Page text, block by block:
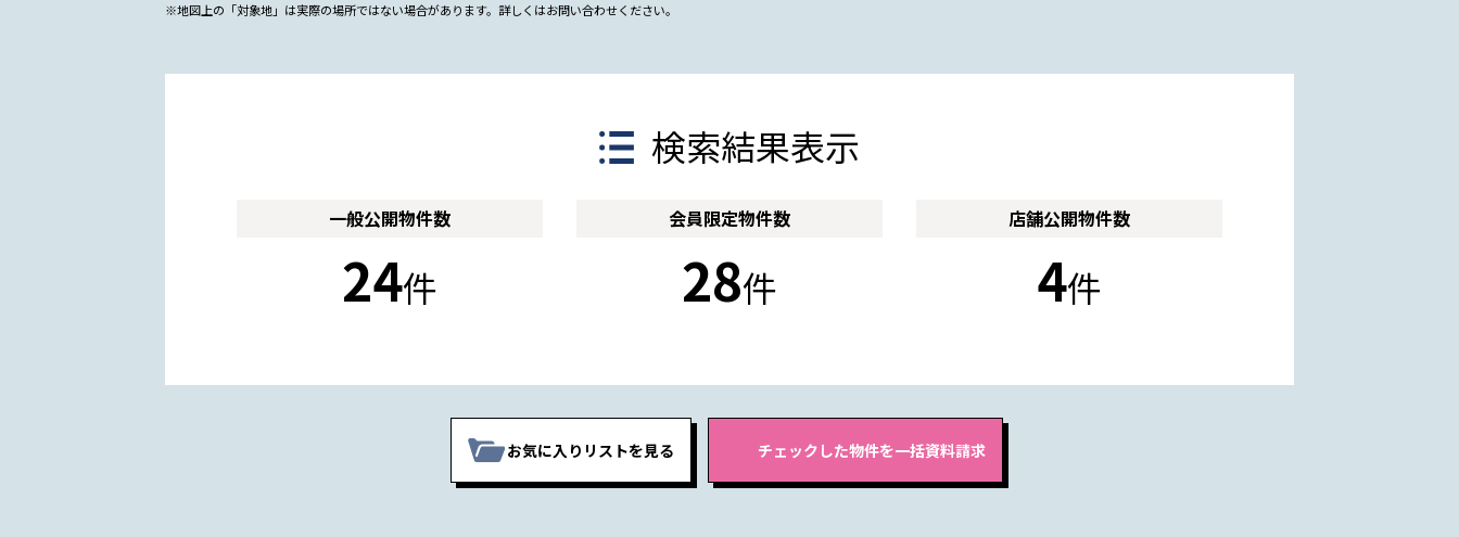
※地図上の「対象地」は実際の場所ではない場合があります。詳しくはお問い合わせください。
検索結果表示
一般公開物件数
24件
会員限定物件数
28件
店舗公開物件数
4件
お気に入りリストを見る